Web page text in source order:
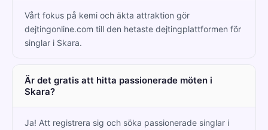
Vårt fokus på kemi och äkta attraktion gör
dejtingonline.com till den hetaste dejtingplattformen för
singlar i Skara.
Är det gratis att hitta passionerade möten i
Skara?
Ja! Att registrera sig och söka passionerade singlar i